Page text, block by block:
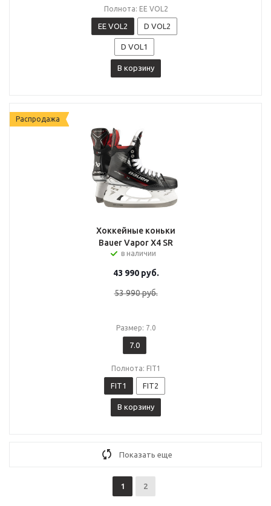
Полнота: EE VOL2
EE VOL2 D VOL2
D VOL1
В корзину
Распродажа
Хоккейные коньки
Bauer Vapor X4 SR
в наличии
43 990руб.
53 990руб.
Размер: 7.0
7.0
Полнота: FIT1
FIT1 FIT2
В корзину
Показать еще
1 2